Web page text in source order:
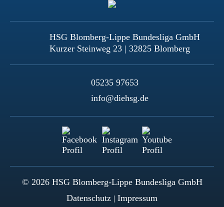
HSG Blomberg-Lippe Bundesliga GmbH
Kurzer Steinweg 23 | 32825 Blomberg
05235 97653
info@diehsg.de
© 2026 HSG Blomberg-Lippe Bundesliga GmbH
Datenschutz
Impressum